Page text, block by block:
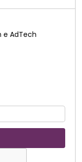
e AdTech